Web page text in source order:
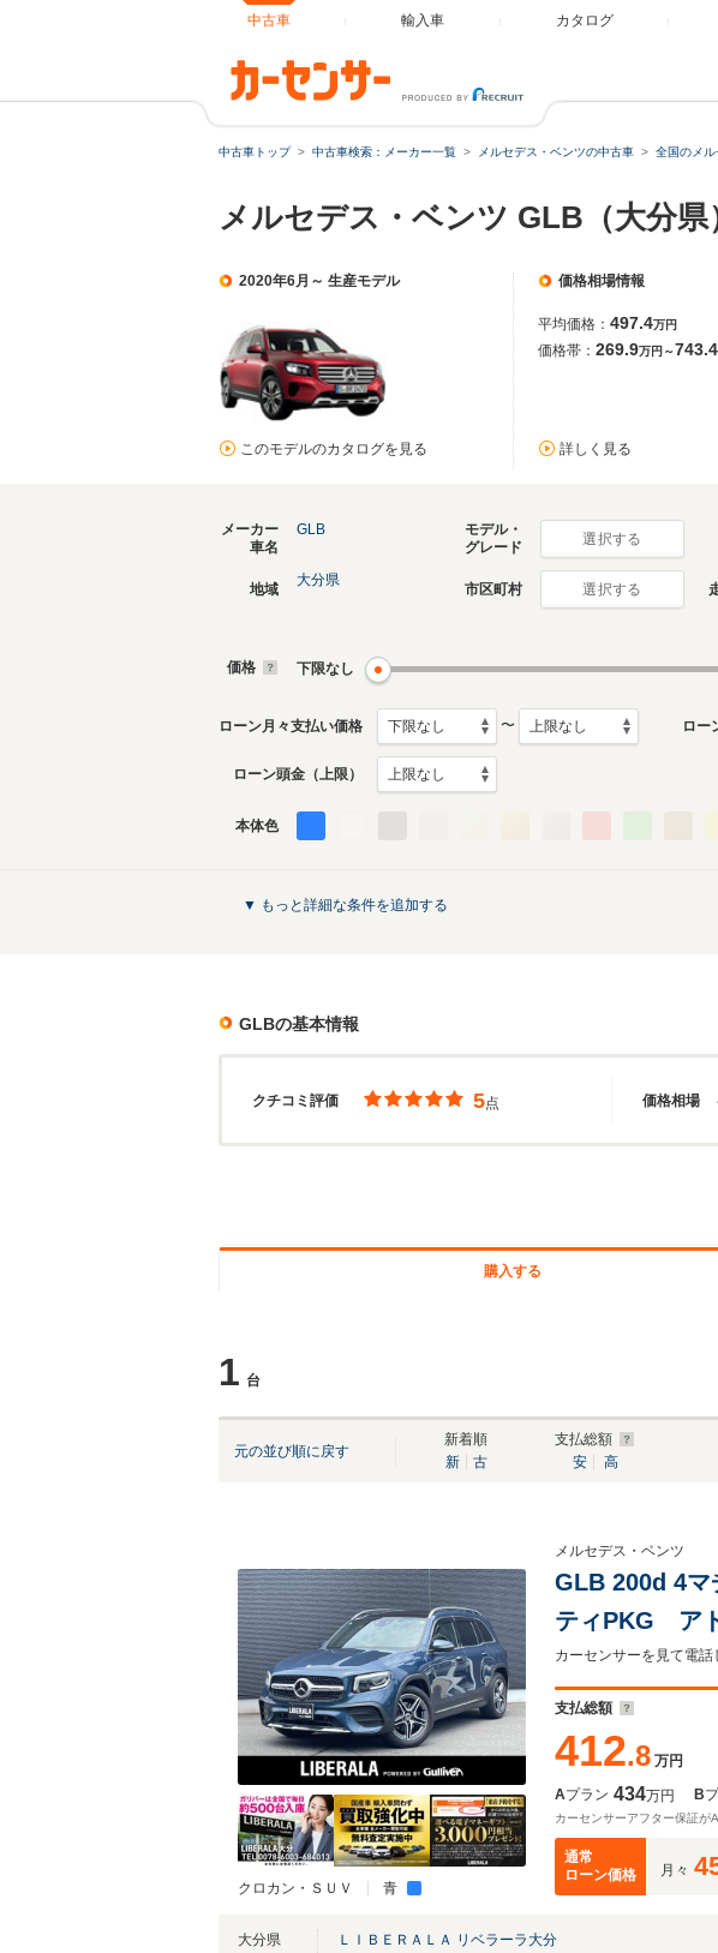
中古車 輸入車 カタログ
中古車トップ 中古車検索：メーカー一覧 メルセデス・ベンツの中古車 全国のメ
メルセデス・ベンツ GLB（大分県
2020年6月～ 生産モデル
このモデルのカタログを見る
価格相場情報
平均価格： 497.4万円
価格帯： 269.9万円～743.4
詳しく見る
メーカー
車名
GLB
モデル・
グレード
選択する
地域
大分県
市区町村 選択する
価格 下限なし
ローン月々支払い価格 〜 ロー
ローン頭金（上限）
本体色
▼ もっと詳細な条件を追加する
GLBの基本情報
クチコミ評価 価格相場
5点
購入する
1 台
元の並び順に戻す
新着順
新
古
支払総額
安
高
クロカン・ＳＵＶ 青
メルセデス・ベンツ
GLB 200d 4マ
ティPKG ア
ワイヤレス
ームLED 純
支払総額
412.8 万円
Aプラン 434万円 B
カーセンサーアフター保証が
通常
ローン価格
月々
大分県
ＬＩＢＥＲＡＬＡ リベラーラ大分